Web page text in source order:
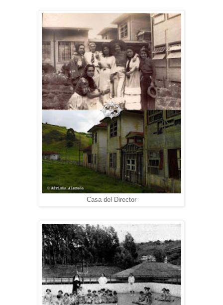
Casa del Director